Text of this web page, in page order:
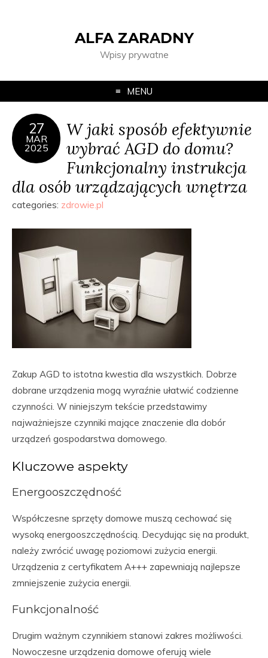
ALFA ZARADNY
Wpisy prywatne
MENU
27
MAR
2025
W jaki sposób efektywnie
wybrać AGD do domu?
Funkcjonalny instrukcja
dla osób urządzających wnętrza
categories: zdrowie.pl
Zakup AGD to istotna kwestia dla wszystkich. Dobrze
dobrane urządzenia mogą wyraźnie ułatwić codzienne
czynności. W niniejszym tekście przedstawimy
najważniejsze czynniki mające znaczenie dla dobór
urządzeń gospodarstwa domowego.
Kluczowe aspekty
Energooszczędność
Współczesne sprzęty domowe muszą cechować się
wysoką energooszczędnością. Decydując się na produkt,
należy zwrócić uwagę poziomowi zużycia energii.
Urządzenia z certyfikatem A+++ zapewniają najlepsze
zmniejszenie zużycia energii.
Funkcjonalność
Drugim ważnym czynnikiem stanowi zakres możliwości.
Nowoczesne urządzenia domowe oferują wiele